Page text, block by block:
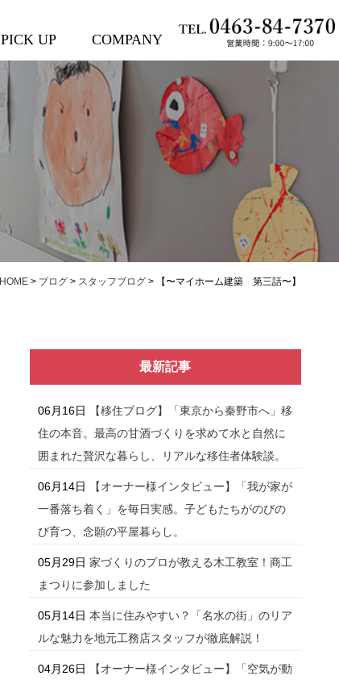
PICK UP COMPANY
HOME > ブログ > スタッフブログ > 【〜マイホーム建築 第三話〜】
最新記事
06月16日
【移住ブログ】「東京から秦野市へ」移
住の本音。最高の甘酒づくりを求めて水と自然に
囲まれた贅沢な暮らし、リアルな移住者体験談。
06月14日
【オーナー様インタビュー】「我が家が
一番落ち着く」を毎日実感。子どもたちがのびの
び育つ、念願の平屋暮らし。
05月29日 家づくりのプロが教える木工教室！商工
まつりに参加しました
05月14日 本当に住みやすい？「名水の街」のリア
ルな魅力を地元工務店スタッフが徹底解説！
04月26日
【オーナー様インタビュー】「空気が動